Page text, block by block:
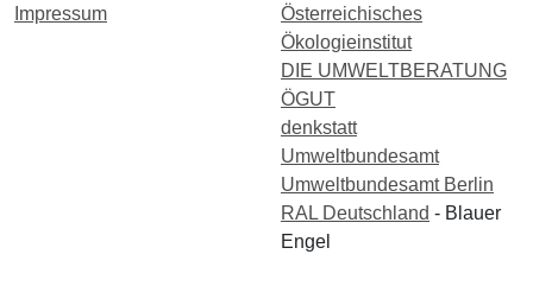
Impressum
Österreichisches
Ökologieinstitut
DIE UMWELTBERATUNG
ÖGUT
denkstatt
Umweltbundesamt
Umweltbundesamt Berlin
RAL Deutschland - Blauer
Engel